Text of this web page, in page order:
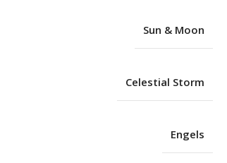
Sun & Moon
Celestial Storm
Engels